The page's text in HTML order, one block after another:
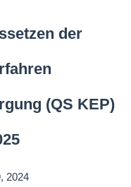
der
(QS KEP)
2024